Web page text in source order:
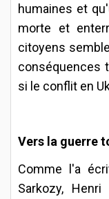
humaines et
morte et
citoyens
conséquences
si le conflit en
Vers la guerre
Comme l'a
Sarkozy, Henri